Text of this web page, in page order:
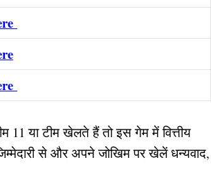
11 या टीम खेलते हैं तो इस गेम में वित्तीय
से और अपने जोखिम पर खेलें धन्यवाद,